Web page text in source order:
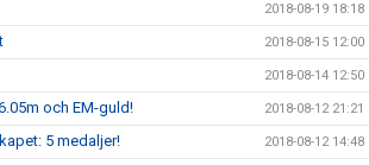
2018-08-19 18:18
2018-08-15 12:00
2018-08-14 12:50
och EM-guld! 2018-08-12 21:21
5 medaljer! 2018-08-12 14:48